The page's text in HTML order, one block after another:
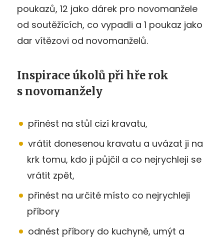
poukazů, 12 jako dárek pro novomanžele
od soutěžících, co vypadli a 1 poukaz jako
dar vítězovi od novomanželů.
Inspirace úkolů při hře rok
s novomanžely
přinést na stůl cizí kravatu,
vrátit donesenou kravatu a uvázat ji na
krk tomu, kdo ji půjčil a co nejrychleji se
vrátit zpět,
přinést na určité místo co nejrychleji
příbory
odnést příbory do kuchyně, umýt a